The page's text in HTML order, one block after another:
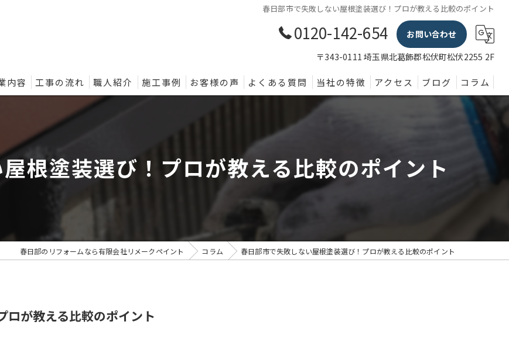
春日部市で失敗しない屋根塗装選び！プロが教える比較のポイント
0120-142-654
お問い合わせ
〒343-0111 埼玉県北葛飾郡松伏町松伏2255 2F
外壁塗装プラン
内容 工事の流れ 職人紹介 施工事例 お客様の声 よくある質問 当社の特徴
内装
アクセス ブログ コラム
根塗装選び！プロが教える比較のポイント
春日部のリフォームなら有限会社リメークペイント コラム 春日部市で失敗しない屋根塗装選び！プロが教える比較のポイント
ロが教える比較のポイント